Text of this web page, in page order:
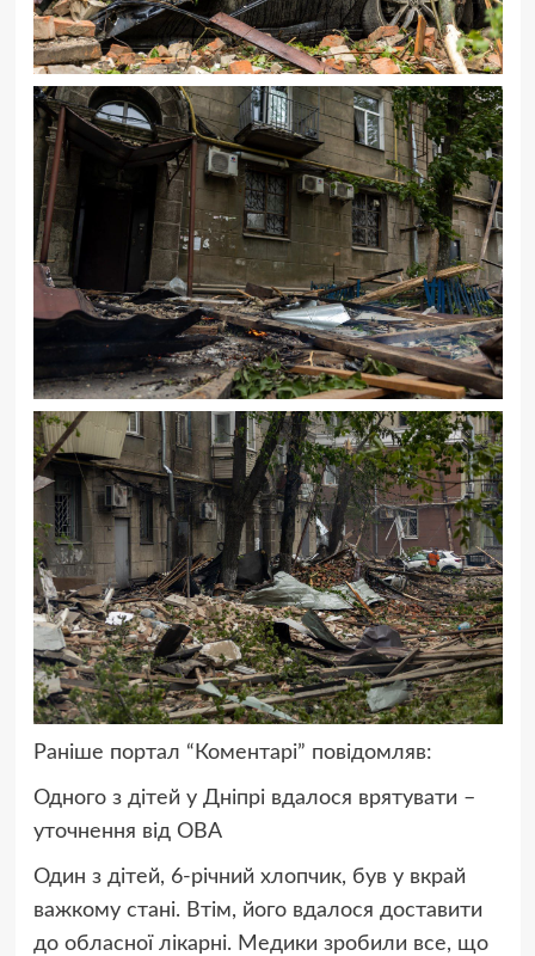
Раніше портал “Коментарі” повідомляв:
Одного з дітей у Дніпрі вдалося врятувати –
уточнення від ОВА
Один з дітей, 6-річний хлопчик, був у вкрай
важкому стані. Втім, його вдалося доставити
до обласної лікарні. Медики зробили все, що